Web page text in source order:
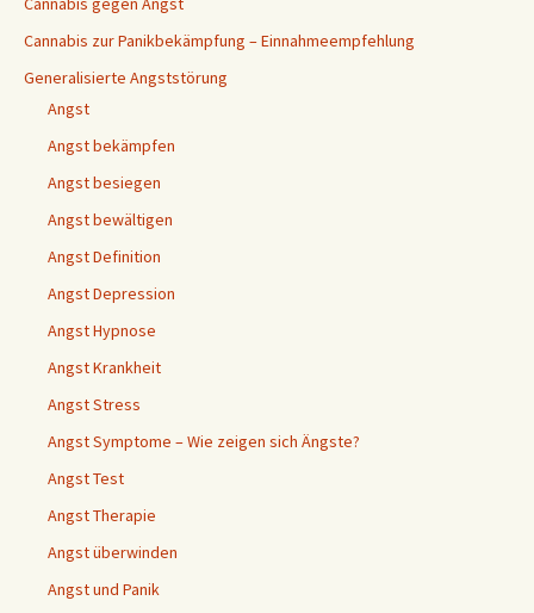
Cannabis zur Panikbekämpfung – Einnahmeempfehlung
Generalisierte Angststörung
Angst
Angst bekämpfen
Angst besiegen
Angst bewältigen
Angst Definition
Angst Depression
Angst Hypnose
Angst Krankheit
Angst Stress
Angst Symptome – Wie zeigen sich Ängste?
Angst Test
Angst Therapie
Angst überwinden
Angst und Panik